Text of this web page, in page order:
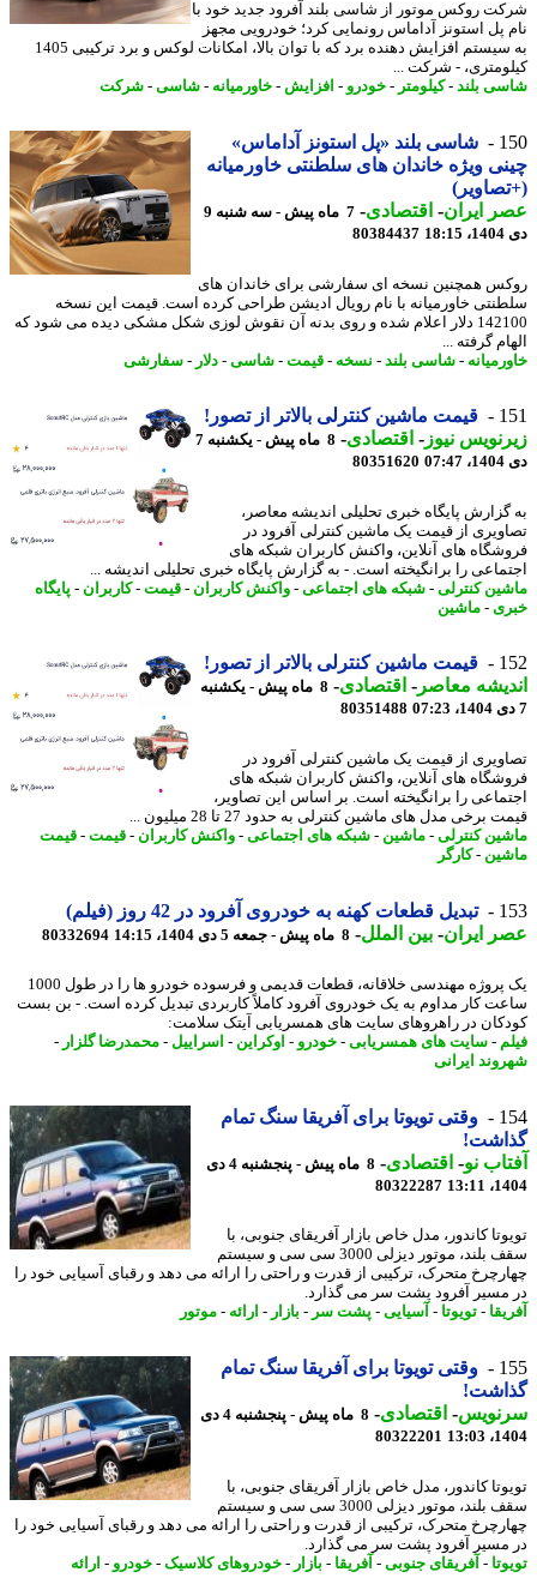
روکس موتور از شاسی بلند آفرود جدید خود با
پل استونز آداماس رونمایی کرد؛ خودرویی مجهز
به سیستم افزایش دهنده برد که با توان بالا، امکانات لوکس و برد ترکیبی 1405
- شرکت ...
بلند-کیلومتر-خودرو-افزایش -خاورمیانه-شاسی-شرکت
شاسی بلند «پل استونز آداماس»
ویژه خاندان های سلطنتی خاورمیانه
ایران- اقتصادی-
7 ماه پیش - سه شنبه 9
80384437
همچنین نسخه ای سفارشی برای خاندان های
خاورمیانه با نام رویال ادیشن طراحی کرده است. قیمت این نسخه
142100 دلار اعلام شده و روی بدنه آن نقوش لوزی شکل مشکی دیده می شود که
گرفته ...
-شاسی بلند-نسخه-قیمت-شاسی-دلار-سفارشی
قیمت ماشین کنترلی بالاتر از تصور!
نیوز-اقتصادی-
8 ماه پیش - یکشنبه 7
80351620
پایگاه خبری تحلیلی اندیشه معاصر،
از قیمت یک ماشین کنترلی آفرود در
های آنلاین، واکنش کاربران شبکه های
را برانگیخته است. - به گزارش پایگاه خبری تحلیلی اندیشه ...
کنترلی-شبکه های اجتماعی-واکنش کاربران - قیمت-کاربران -
پایگاه
- ماشین
قیمت ماشین کنترلی بالاتر از تصور!
معاصر-اقتصادی- 8 ماه پیش - یکشنبه
80351488
از قیمت یک ماشین کنترلی آفرود در
های آنلاین، واکنش کاربران شبکه های
را برانگیخته است. بر اساس این تصاویر،
برخی مدل های ماشین کنترلی به حدود 27 تا 28 میلیون ...
کنترلی-ماشین-شبکه های اجتماعی-واکنش کاربران - قیمت-قیمت
-کارگر
تبدیل قطعات کهنه به خودروی آفرود در 42 روز (فیلم)
ایران- بین الملل-8 ماه پیش - جمعه 5 دی 1404، 14:15 80332694
یک پروژه مهندسی خلاقانه، قطعات قدیمی و فرسوده خودرو ها را در طول 1000
کار مداوم به یک خودروی آفرود کاملاً کاربردی تبدیل کرده است. - بن بست
در راهروهای سایت های همسریابی آیتک سلامت:
-سایت های همسریابی -خودرو-اوکراین- اسراییل -محمدرضا گلزار-
ایرانی
وقتی تویوتا برای آفریقا سنگ تمام
نو- اقتصادی-
8 ماه پیش - پنجشنبه 4 دی
80322287
کاندور، مدل خاص بازار آفریقای جنوبی، با
سقف بلند، موتور دیزلی 3000 سی سی و سیستم
متحرک، ترکیبی از قدرت و راحتی را ارائه می دهد و رقبای آسیایی خود را
آفرود پشت سر می گذارد.
- تویوتا-آسیایی-پشت سر-بازار - ارائه - موتور
وقتی تویوتا برای آفریقا سنگ تمام
-اقتصادی-
8 ماه پیش - پنجشنبه 4 دی
80322201
کاندور، مدل خاص بازار آفریقای جنوبی، با
سقف بلند، موتور دیزلی 3000 سی سی و سیستم
متحرک، ترکیبی از قدرت و راحتی را ارائه می دهد و رقبای آسیایی خود را
آفرود پشت سر می گذارد.
-آفریقای جنوبی-آفریقا- بازار - خودروهای کلاسیک-خودرو-ارائه